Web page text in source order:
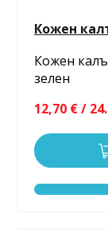
Кожен
Кожен
зелен
12,70 € /